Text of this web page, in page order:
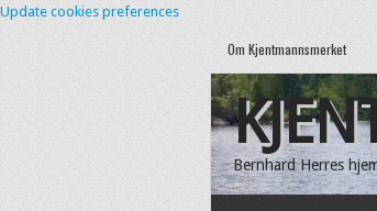
Update cookies preferences
Om Kjentmannsmerket
Bernhard Herres